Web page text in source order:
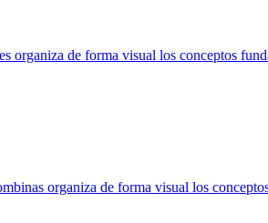
organiza de forma visual los conceptos
organiza de forma visual los